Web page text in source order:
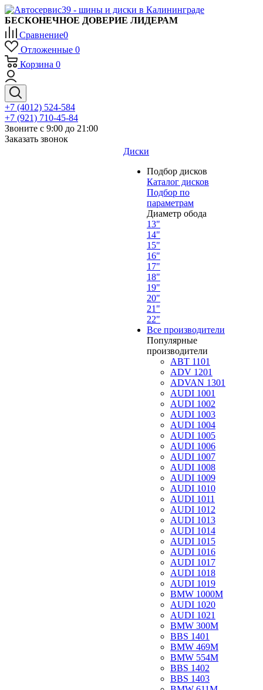
БЕСКОНЕЧНОЕ ДОВЕРИЕ ЛИДЕРАМ
Сравнение0
Отложенные 0
Корзина 0
+7 (4012) 524-584
+7 (921) 710-45-84
Звоните с 9:00 до 21:00
Заказать звонок
Диски
Подбор дисков
Каталог дисков
Подбор по
параметрам
Диаметр обода
13"
14"
15"
16"
17"
18"
19"
20"
21"
22"
Все производители
Популярные
производители
ABT 1101
ADV 1201
ADVAN 1301
AUDI 1001
AUDI 1002
AUDI 1003
AUDI 1004
AUDI 1005
AUDI 1006
AUDI 1007
AUDI 1008
AUDI 1009
AUDI 1010
AUDI 1011
AUDI 1012
AUDI 1013
AUDI 1014
AUDI 1015
AUDI 1016
AUDI 1017
AUDI 1018
AUDI 1019
BMW 1000M
AUDI 1020
AUDI 1021
BMW 300M
BBS 1401
BMW 469M
BMW 554M
BBS 1402
BBS 1403